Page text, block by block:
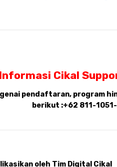
Informasi Cikal
pendaftaran, program
berikut :+62 811-
oleh Tim Digital Cikal